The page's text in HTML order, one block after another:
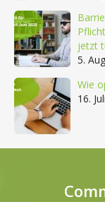
jetzt
5.
Wie
16. Juli